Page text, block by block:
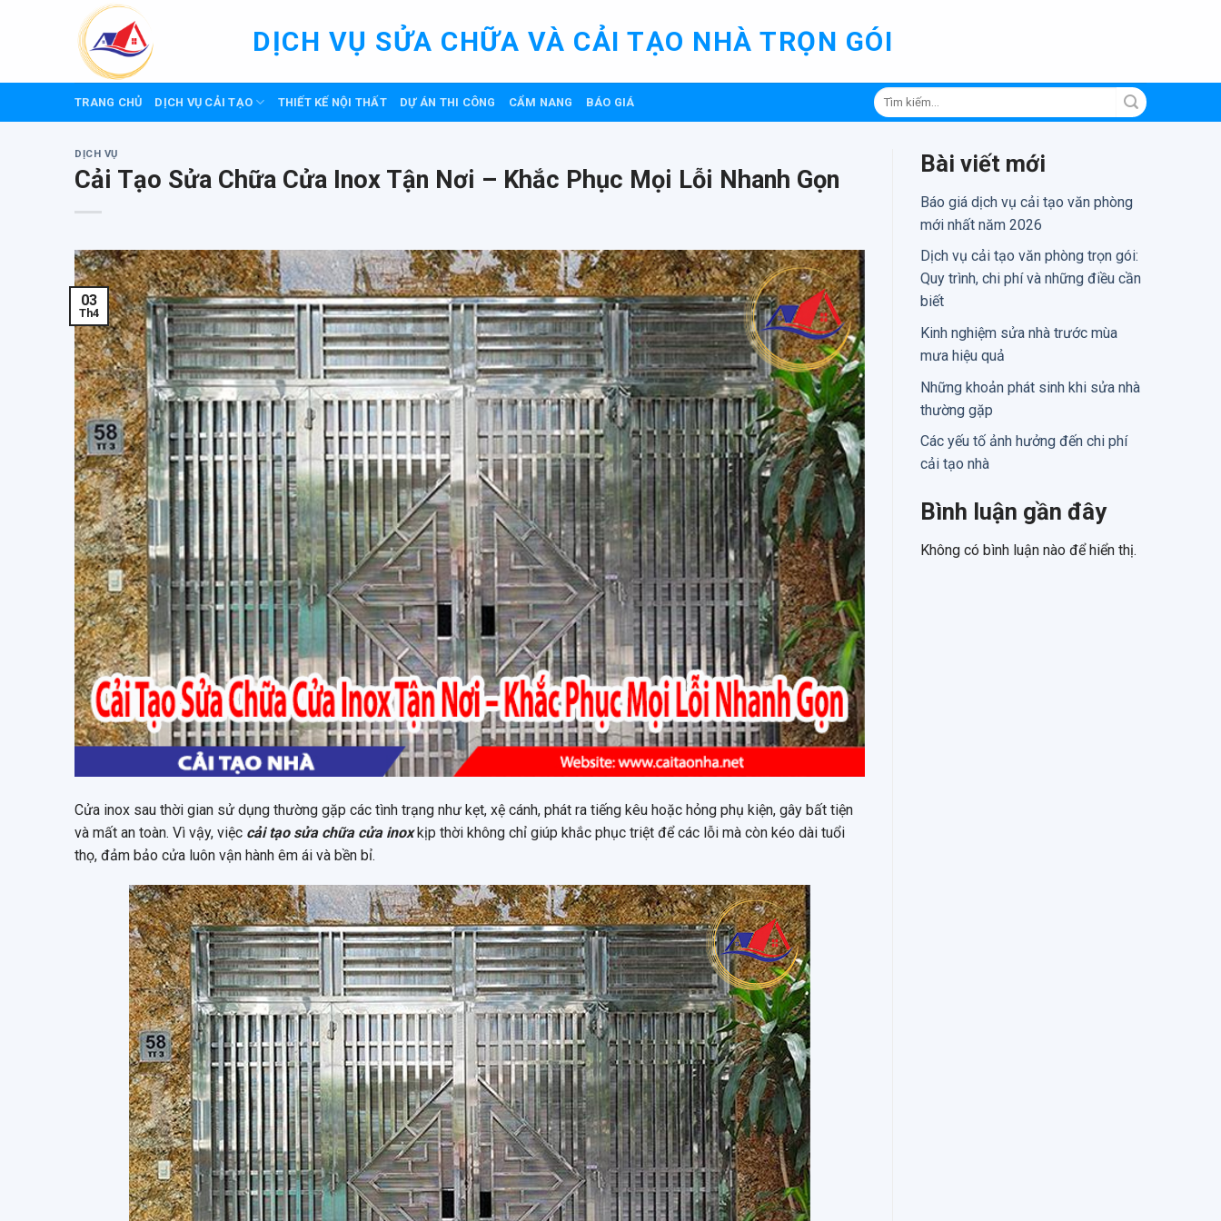
DỊCH VỤ SỬA CHỮA VÀ CẢI TẠO NHÀ TRỌN GÓI
TRANG CHỦ DỊCH VỤ CẢI TẠO THIẾT KẾ NỘI THẤT DỰ ÁN THI CÔNG CẨM NANG BÁO GIÁ
Tìm
kiếm:
DỊCH VỤ
Cải Tạo Sửa Chữa Cửa Inox Tận Nơi – Khắc Phục Mọi Lỗi Nhanh Gọn
03
Th4
Cửa inox sau thời gian sử dụng thường gặp các tình trạng như kẹt, xệ cánh, phát ra tiếng kêu hoặc hỏng phụ kiện, gây bất tiện
và mất an toàn. Vì vậy, việc cải tạo sửa chữa cửa inoxkịp thời không chỉ giúp khắc phục triệt để các lỗi mà còn kéo dài tuổi
thọ, đảm bảo cửa luôn vận hành êm ái và bền bỉ.
Bài viết mới
Báo giá dịch vụ cải tạo văn phòng
mới nhất năm 2026
Dịch vụ cải tạo văn phòng trọn gói:
Quy trình, chi phí và những điều cần
biết
Kinh nghiệm sửa nhà trước mùa
mưa hiệu quả
Những khoản phát sinh khi sửa nhà
thường gặp
Các yếu tố ảnh hưởng đến chi phí
cải tạo nhà
Bình luận gần đây
Không có bình luận nào để hiển thị.